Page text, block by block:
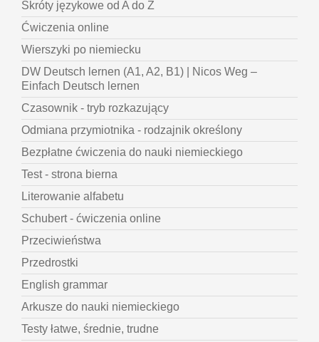
Skróty językowe od A do Z
Ćwiczenia online
Wierszyki po niemiecku
DW Deutsch lernen (A1, A2, B1) | Nicos Weg –
Einfach Deutsch lernen
Czasownik - tryb rozkazujący
Odmiana przymiotnika - rodzajnik określony
Bezpłatne ćwiczenia do nauki niemieckiego
Test - strona bierna
Literowanie alfabetu
Schubert - ćwiczenia online
Przeciwieństwa
Przedrostki
English grammar
Arkusze do nauki niemieckiego
Testy łatwe, średnie, trudne